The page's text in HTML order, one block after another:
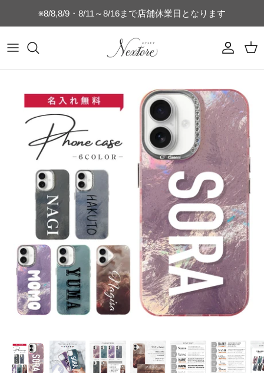
ン
を
※8/8,8/9・8/11～8/16まで店舗休業日となります
マグカップ
水筒・ボトル
グラス
ぐい呑み・おちょこセット
キャニスター
乳歯ケース
へその緒ケース
命名書・名前札
キーホルダー
お弁当箱
ベビーボトル
ブラシ・くし
よだれかけ
レターバナー
刺繍名入れ商品
時計付きフォトフレーム
ブライダル
ベビー
スポーツ
キッズ
干支
趣味
メモリアル
七五三
フォトフレーム
犬のひげケース
犬の歯ケース
フードボウル
ネームタグ・迷子札
鳥の羽根ケース
うさぎの毛ケース
ハリネズミの針ケース
爬虫類の抜け殻ケース
switch
ヘアブラシ
キッチン雑貨
USBメモリー
オリジナルパズル
スマホケース
ゴルフ関連商品
表札
ソープフラワー
キッズTシャツ
ドライTシャツ（半袖）
ドライTシャツ（長袖）
名刺・通帳ケース
誕生日・記念日ギフト
母の日・父の日ギフト
おじいちゃんおばあちゃんへのギフト